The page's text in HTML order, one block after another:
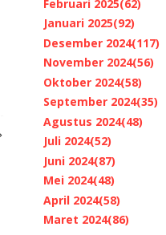
Februari 2025(62)
Januari 2025(92)
Desember 2024(117)
November 2024(56)
Oktober 2024(58)
September 2024(35)
Agustus 2024(48)
Juli 2024(52)
Juni 2024(87)
Mei 2024(48)
April 2024(58)
Maret 2024(86)